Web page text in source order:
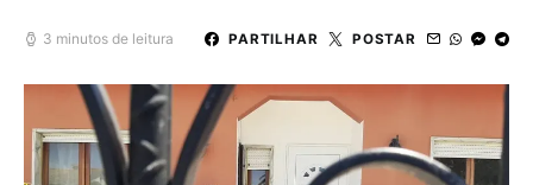
3 minutos de leitura PARTILHAR POSTAR